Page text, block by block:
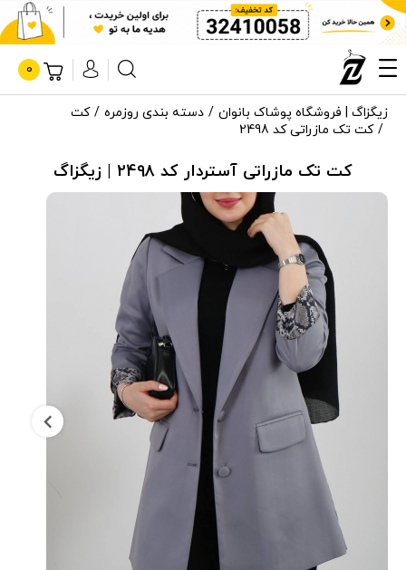
0
زیگزاگ | فروشگاه پوشاک بانوان دسته بندی روزمره
کت
کت تک مازراتی کد 2498
کت تک مازراتی آستردار کد 2498 | زیگزاگ